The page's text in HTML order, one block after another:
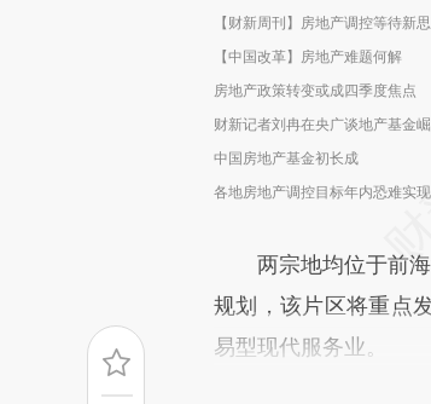
【财新周刊】房地产调控等待新
【中国改革】房地产难题何解
房地产政策转变或成四季度焦点
财新记者刘冉在央广谈地产基金
中国房地产基金初长成
各地房地产调控目标年内恐难实现
两宗地均位于前海
规划，该片区将重点
易型现代服务业。